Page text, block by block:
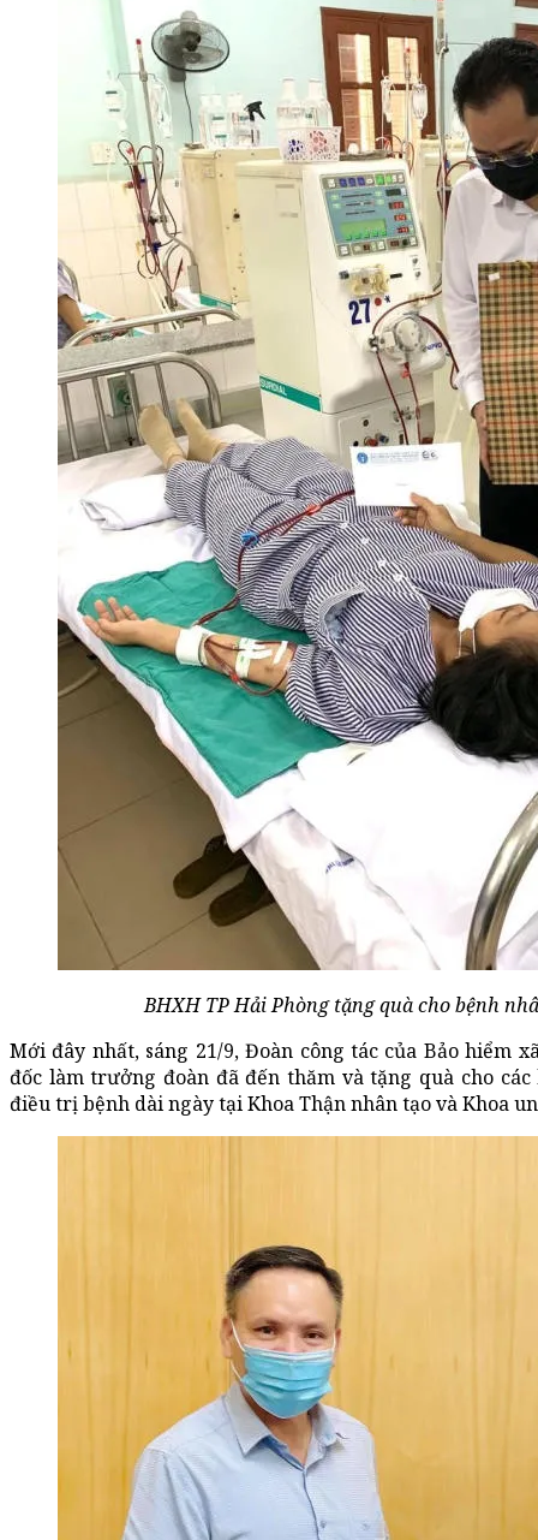
BHXH TP Hải Phòng tặng quà cho bệnh
Mới đây nhất, sáng 21/9, Đoàn công tác của Bảo hiểm
đốc làm trưởng đoàn đã đến thăm và tặng quà cho
điều trị bệnh dài ngày tại Khoa Thận nhân tạo và Khoa